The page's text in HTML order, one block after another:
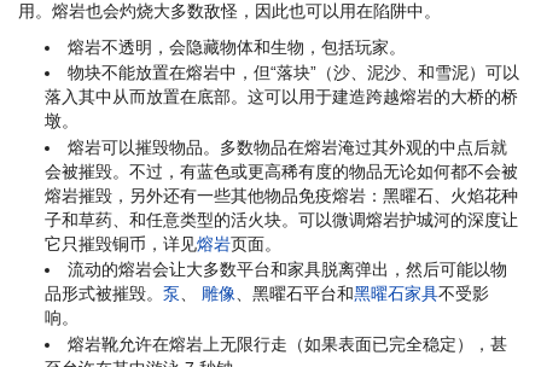
用。熔岩也会灼烧大多数敌怪，因此也可以用在陷阱中。
熔岩不透明，会隐藏物体和生物，包括玩家。
物块不能放置在熔岩中，但“落块”（沙、泥沙、和雪泥）可以
落入其中从而放置在底部。这可以用于建造跨越熔岩的大桥的桥
墩。
熔岩可以摧毁物品。多数物品在熔岩淹过其外观的中点后就
会被摧毁。不过，有蓝色或更高稀有度的物品无论如何都不会被
熔岩摧毁，另外还有一些其他物品免疫熔岩：黑曜石、火焰花种
子和草药、和任意类型的活火块。可以微调熔岩护城河的深度让
它只摧毁铜币，详见熔岩页面。
流动的熔岩会让大多数平台和家具脱离弹出，然后可能以物
品形式被摧毁。泵 雕像 、黑曜石平台和黑曜石家具不受影
响。
熔岩靴允许在熔岩上无限行走（如果表面已完全稳定），甚